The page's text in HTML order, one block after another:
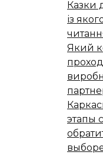
Казки
із
Який
этапы